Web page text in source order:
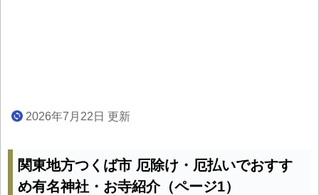
2026年7月22日 更新
関東地方つくば市 厄除け・厄払いでおすす
め有名神社・お寺紹介（ページ1）